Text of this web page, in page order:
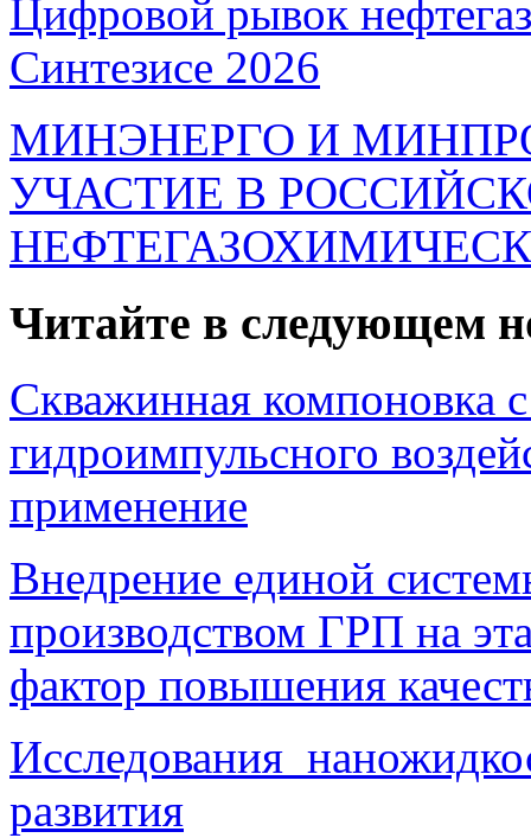
Цифровой рывок
Синтезисе 2026
МИНЭНЕРГО И
УЧАСТИЕ В
Читайте в следующем
Скважинная компоновка
гидроимпульсного
применение
Внедрение единой
производством ГРП на
фактор повышения
Исследования
развития